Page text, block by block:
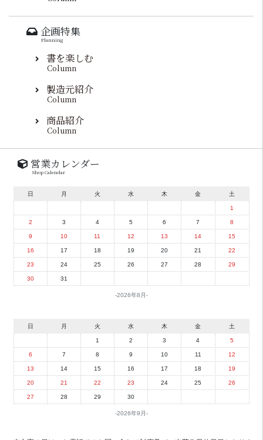
企画特集
Planning
書を楽しむ
Column
製造元紹介
Column
商品紹介
Column
営業カレンダー
Shop Calendar
2026年8月
日 月 火 水 木 金 土
1
2 3 4 5 6 7 8
9 10 11 12 13 14 15
16 17 18 19 20 21 22
23 24 25 26 27 28 29
30 31
2026年9月
日 月 火 水 木 金 土
1 2 3 4 5
6 7 8 9 10 11 12
13 14 15 16 17 18 19
20 21 22 23 24 25 26
27 28 29 30